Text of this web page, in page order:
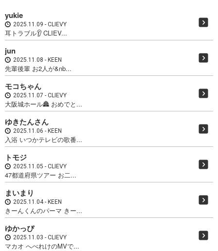
yukie
2025.11.09 CLIEVY
耳トラブル👂 CLIEV...
jun
2025.11.08 KEEN
先輩後輩 お2人が&nb...
モコちゃん
2025.11.07 CLIEVY
大阪城ホール🏯 おめでと...
ゆきたんさん
2025.11.06 KEEN
入浴 いつかテレビの歌番...
トモジ
2025.11.05 CLIEVY
47都道府県ツアー お二...
まいまり
2025.11.04 KEEN
きーんくんのパーマ きー...
ゆかっぴ
2025.11.03 CLIEVY
マカオ へべれけのMVで...